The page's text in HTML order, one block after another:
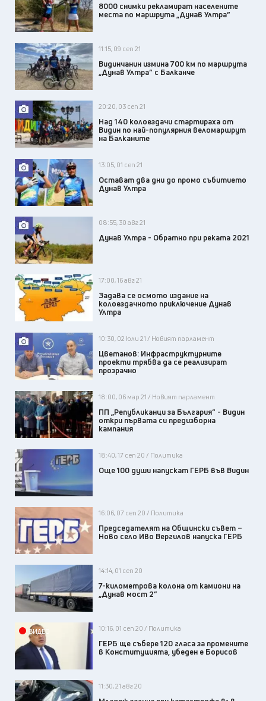
8000 снимки рекламират населените
места по маршрута „Дунав Ултра“
11:15, 09 сеп 21
Видинчанин измина 700 км по маршрута
„Дунав Ултра“ с Балканче
20:20, 03 сеп 21
Над 140 колоездачи стартираха от
Видин по най-популярния веломаршрут
на Балканите
13:05, 01 сеп 21
Остават два дни до промо събитието
Дунав Ултра
08:55, 30 авг 21
Дунав Ултра - Обратно при реката 2021
17:00, 16 авг 21
Задава се осмото издание на
колоездачното приключение Дунав
Ултра
10:30, 02 юли 21 / Новият парламент
Цветанов: Инфраструктурните
проекти трябва да се реализират
прозрачно
18:00, 06 мар 21 / Новият парламент
ПП „Републиканци за България“ - Видин
откри първата си предизборна
кампания
18:40, 17 сеп 20 / Политика
Още 100 души напускат ГЕРБ във Видин
16:06, 07 сеп 20 / Политика
Председателят на Общински съвет –
Ново село Иво Вергилов напуска ГЕРБ
14:14, 01 сеп 20
7-километрова колона от камиони на
„Дунав мост 2”
ВИДЕО 10:16, 01 сеп 20 / Политика
ГЕРБ ще събере 120 гласа за промените
в Kонституцията, убеден е Борисов
11:30, 21 авг 20